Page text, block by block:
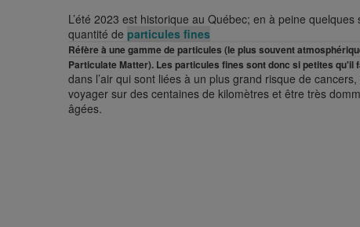
L’été 2023 est historique au Québec; en à peine
quantité de particules fines
Réfère à une gamme de particules (le plus souvent
Particulate Matter). Les particules fines sont donc si petites
dans l’air qui sont liées à un plus grand risque de
voyager sur des centaines de kilomètres et être très
âgées.